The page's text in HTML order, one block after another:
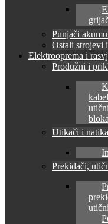
Punjači
Ostali strojevi
Elektrooprema i
Produžni i
Utikači i
Prekidači,